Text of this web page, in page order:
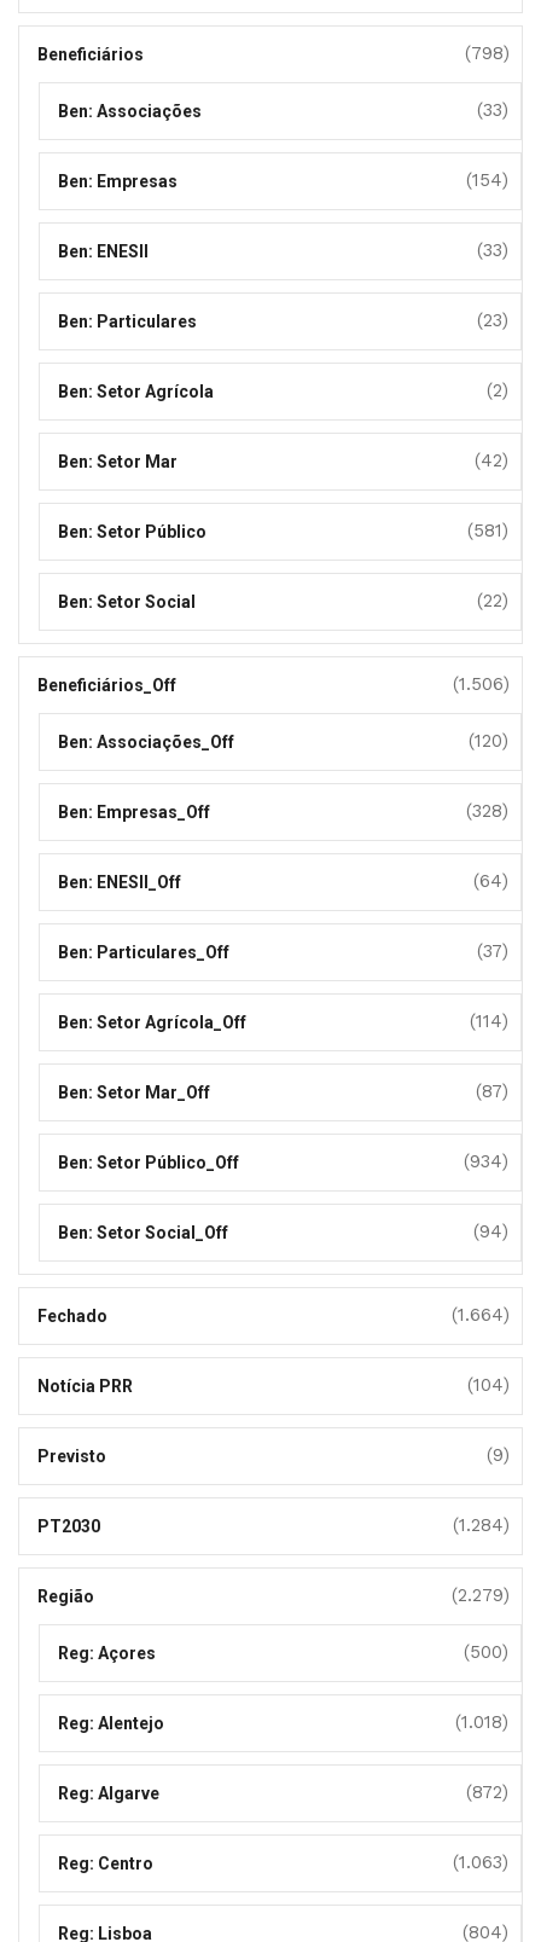
Beneficiários (798)
Ben: Associações (33)
Ben: Empresas (154)
Ben: ENESII (33)
Ben: Particulares (23)
Ben: Setor Agrícola (2)
Ben: Setor Mar (42)
Ben: Setor Público (581)
Ben: Setor Social (22)
Beneficiários_Off (1.506)
Ben: Associações_Off (120)
Ben: Empresas_Off (328)
Ben: ENESII_Off (64)
Ben: Particulares_Off (37)
Ben: Setor Agrícola_Off (114)
Ben: Setor Mar_Off (87)
Ben: Setor Público_Off (934)
Ben: Setor Social_Off (94)
Fechado (1.664)
Notícia PRR (104)
Previsto (9)
PT2030 (1.284)
Região (2.279)
Reg: Açores (500)
Reg: Alentejo (1.018)
Reg: Algarve (872)
Reg: Centro (1.063)
Reg: Lisboa (804)